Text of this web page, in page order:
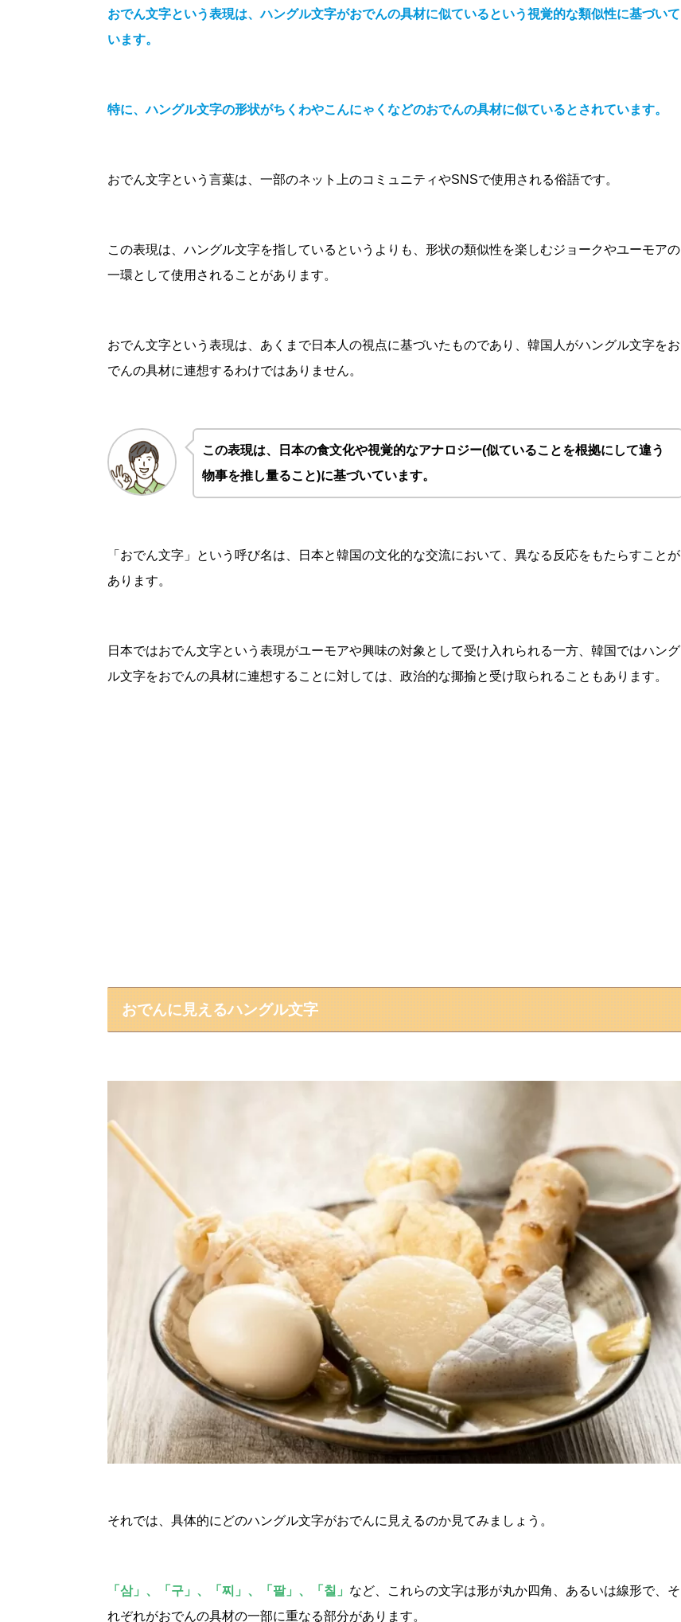
おでん文字という表現は、ハングル文字がおでんの具材に似ているという視覚的な類似性に基づいて
います。
特に、ハングル文字の形状がちくわやこんにゃくなどのおでんの具材に似ているとされています。
おでん文字という言葉は、一部のネット上のコミュニティやSNSで使用される俗語です。
この表現は、ハングル文字を指しているというよりも、形状の類似性を楽しむジョークやユーモアの
一環として使用されることがあります。
おでん文字という表現は、あくまで日本人の視点に基づいたものであり、韓国人がハングル文字をお
でんの具材に連想するわけではありません。
この表現は、日本の食文化や視覚的なアナロジー(似ていることを根拠にして違う
物事を推し量ること)に基づいています。
「おでん文字」という呼び名は、日本と韓国の文化的な交流において、異なる反応をもたらすことが
あります。
日本ではおでん文字という表現がユーモアや興味の対象として受け入れられる一方、韓国ではハング
ル文字をおでんの具材に連想することに対しては、政治的な揶揄と受け取られることもあります。
おでんに見えるハングル文字
それでは、具体的にどのハングル文字がおでんに見えるのか見てみましょう。
「삼」、「구」、「찌」、「팔」、「칠」 など、これらの文字は形が丸か四角、あるいは線形で、そ
れぞれがおでんの具材の一部に重なる部分があります。